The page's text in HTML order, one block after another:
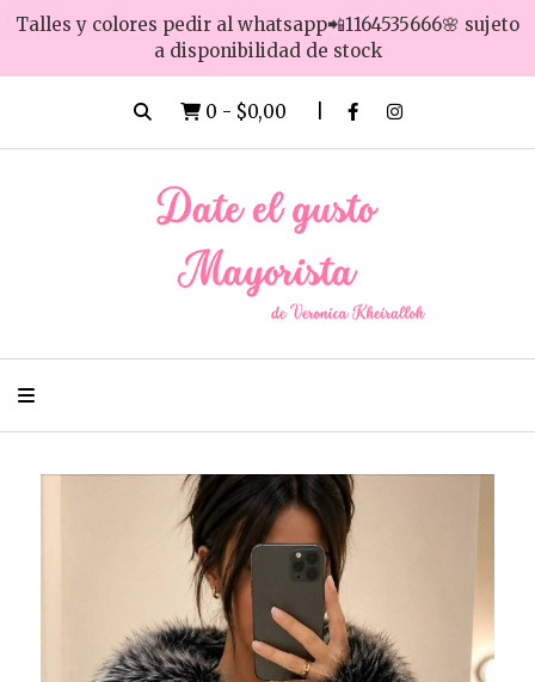
Talles y colores pedir al whatsapp📲1164535666🌸 sujeto
a disponibilidad de stock
0 - $0,00